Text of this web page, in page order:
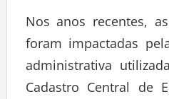
Nos anos recentes,
foram impactadas
administrativa
Cadastro Central de